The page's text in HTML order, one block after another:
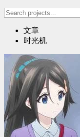
文章
时光机